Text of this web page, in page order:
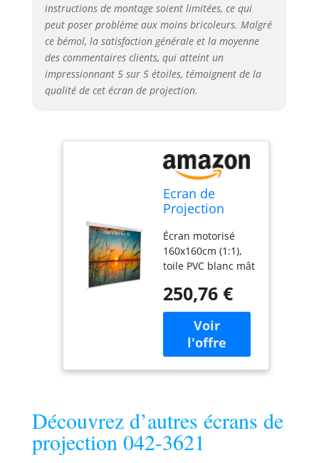
instructions de montage soient limitées, ce qui
peut poser problème aux moins bricoleurs. Malgré
ce bémol, la satisfaction générale et la moyenne
des commentaires clients, qui atteint un
impressionnant 5 sur 5 étoiles, témoignent de la
qualité de cet écran de projection.
Ecran de
Projection
1,60m - Format
1:1 - Toile
Blanche
Écran motorisé
160x160cm (1:1),
toile PVC blanc mât
réglable 4/3, 16/10,
16/9. Contrôle
facile par
interrupteur mural
ou télécommande
RF, avec
Installation simple
(mur, plafond,
fenêtre) et design
250,76 €
Découvrez d’autres écrans de
projection 042-3621